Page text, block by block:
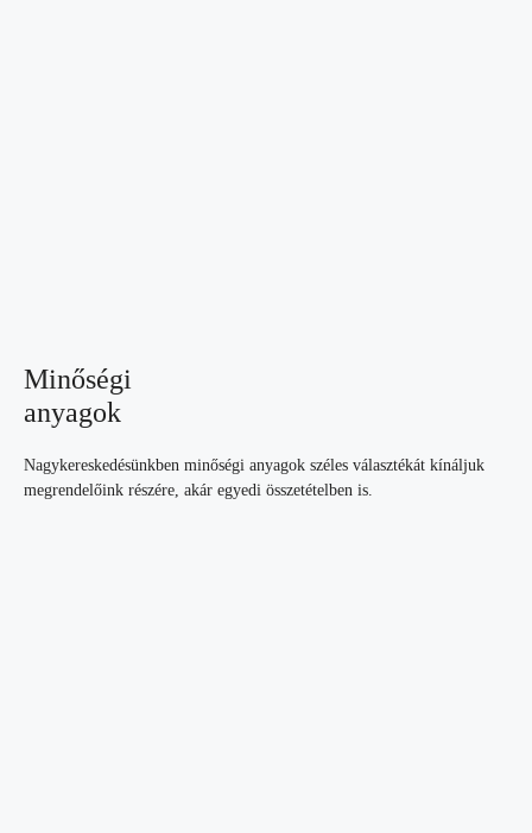
Minőségi
anyagok
Nagykereskedésünkben minőségi anyagok széles választékát kínáljuk
megrendelőink részére, akár egyedi összetételben is.